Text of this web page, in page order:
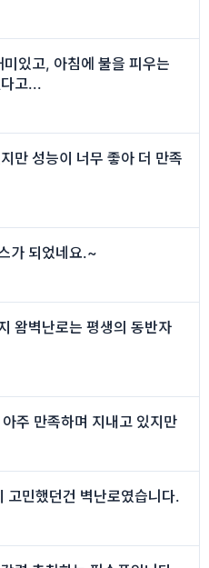
있고, 아침에 불을 피우는
고...
만 성능이 너무 좋아 더 만족
가 되었네요.~
왐벽난로는 평생의 동반자
주 만족하며 지내고 있지만
고민했던건 벽난로였습니다.